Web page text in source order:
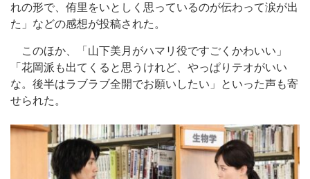
れの形で、侑里をいとしく思っているのが伝わって涙が出
た」などの感想が投稿された。
このほか、「山下美月がハマリ役ですごくかわいい」
「花岡派も出てくると思うけれど、やっぱりテオがいい
な。後半はラブラブ全開でお願いしたい」といった声も寄
せられた。